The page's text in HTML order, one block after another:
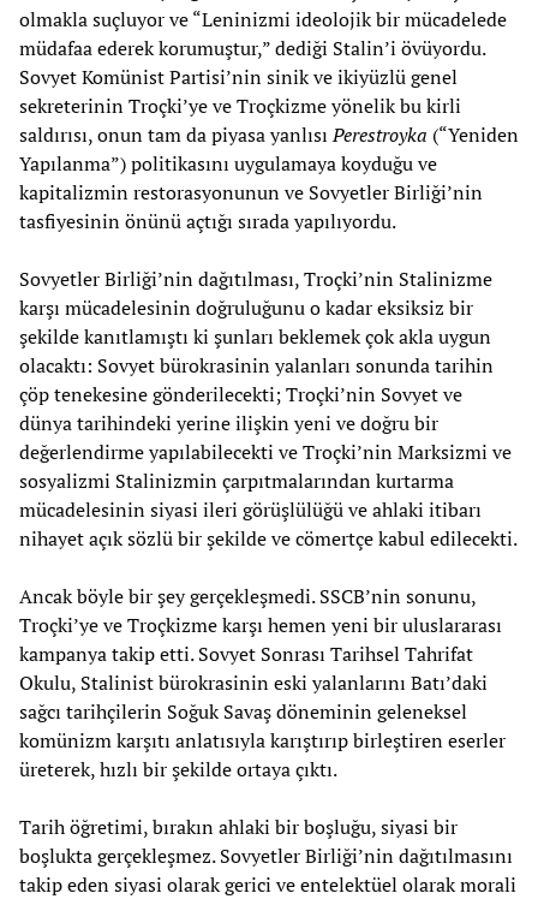
olmakla suçluyor ve “Leninizmi ideolojik bir mücadelede
müdafaa ederek korumuştur,” dediği Stalin’i övüyordu.
Sovyet Komünist Partisi’nin sinik ve ikiyüzlü genel
sekreterinin Troçki’ye ve Troçkizme yönelik bu kirli
saldırısı, onun tam da piyasa yanlısıPerestroyka (“Yeniden
Yapılanma”) politikasını uygulamaya koyduğu ve
kapitalizmin restorasyonunun ve Sovyetler Birliği’nin
tasfiyesinin önünü açtığı sırada yapılıyordu.
Sovyetler Birliği’nin dağıtılması, Troçki’nin Stalinizme
karşı mücadelesinin doğruluğunu o kadar eksiksiz bir
şekilde kanıtlamıştı ki şunları beklemek çok akla uygun
olacaktı: Sovyet bürokrasinin yalanları sonunda tarihin
çöp tenekesine gönderilecekti; Troçki’nin Sovyet ve
dünya tarihindeki yerine ilişkin yeni ve doğru bir
değerlendirme yapılabilecekti ve Troçki’nin Marksizmi ve
sosyalizmi Stalinizmin çarpıtmalarından kurtarma
mücadelesinin siyasi ileri görüşlülüğü ve ahlaki itibarı
nihayet açık sözlü bir şekilde ve cömertçe kabul edilecekti.
Ancak böyle bir şey gerçekleşmedi. SSCB’nin sonunu,
Troçki’ye ve Troçkizme karşı hemen yeni bir uluslararası
kampanya takip etti. Sovyet Sonrası Tarihsel Tahrifat
Okulu, Stalinist bürokrasinin eski yalanlarını Batı’daki
sağcı tarihçilerin Soğuk Savaş döneminin geleneksel
komünizm karşıtı anlatısıyla karıştırıp birleştiren eserler
üreterek, hızlı bir şekilde ortaya çıktı.
Tarih öğretimi, bırakın ahlaki bir boşluğu, siyasi bir
boşlukta gerçekleşmez. Sovyetler Birliği’nin dağıtılmasını
takip eden siyasi olarak gerici ve entelektüel olarak morali